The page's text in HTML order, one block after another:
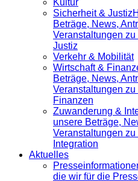
Kultur
Sicherheit & Justiz
Beträge, News,
Veranstaltungen
Justiz
Verkehr & Mobilität
Wirtschaft &
Beträge, News,
Veranstaltungen
Finanzen
Zuwanderung &
unsere Beträge,
Veranstaltungen
Integration
Aktuelles
die wir für die